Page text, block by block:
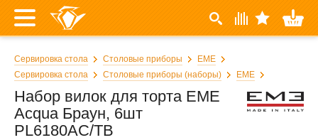
Сервировка стола Столовые приборы
EME
Сервировка стола
Столовые приборы (наборы) EME
Набор вилок для торта EME
Acqua Браун, 6шт
PL6180AC/TB